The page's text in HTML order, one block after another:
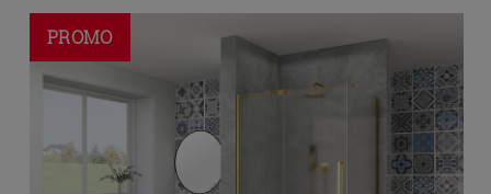
PROMO